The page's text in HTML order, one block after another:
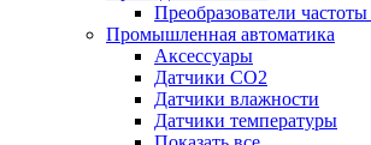
Преобразователи
Промышленная автоматика
Аксессуары
Датчики CO2
Датчики влажности
Датчики температуры